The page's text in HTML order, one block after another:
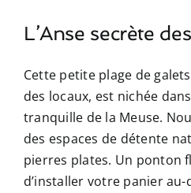
L’Anse secrète
Cette petite plage de
des locaux, est nichée
tranquille de la Meuse.
des espaces de détente
pierres plates. Un ponton
d’installer votre panier au-